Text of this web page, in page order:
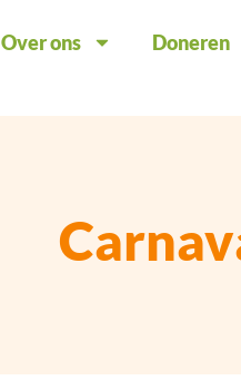
Over ons Doneren